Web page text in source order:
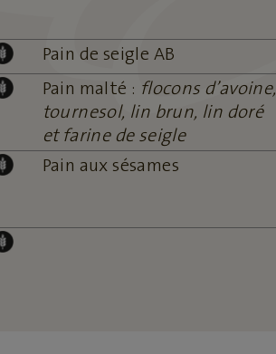
Pain de seigle AB
Pain malté : flocons d’avoine,
tournesol, lin brun, lin doré
et farine de seigle
Pain aux sésames